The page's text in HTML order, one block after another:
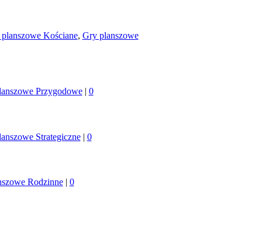
Kościane, Gry planszowe
Przygodowe| 0
Strategiczne| 0
Rodzinne| 0